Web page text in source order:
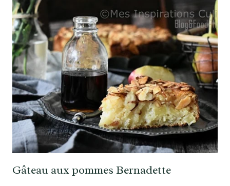
Gâteau aux pommes Bernadette